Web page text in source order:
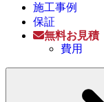
施工事例
保証
無料お見積
費用